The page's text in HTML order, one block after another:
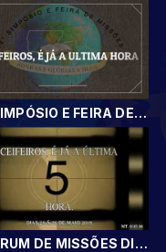
14° SIMPÓSIO E FEIRA DE MISSÕES
IV FORUM DE MISSÕES DIA 26/05/19